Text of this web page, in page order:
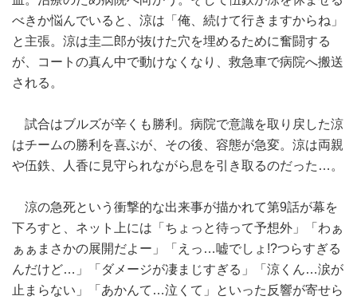
べきか悩んでいると、涼は「俺、続けて行きますからね」
と主張。涼は圭二郎が抜けた穴を埋めるために奮闘する
が、コートの真ん中で動けなくなり、救急車で病院へ搬送
される。
試合はブルズが辛くも勝利。病院で意識を取り戻した涼
はチームの勝利を喜ぶが、その後、容態が急変。涼は両親
や伍鉄、人香に見守られながら息を引き取るのだった…。
涼の急死という衝撃的な出来事が描かれて第9話が幕を
下ろすと、ネット上には「ちょっと待って予想外」「わぁ
ぁぁまさかの展開だよー」「えっ…嘘でしょ!?つらすぎる
んだけど…」「ダメージが凄まじすぎる」「涼くん…涙が
止まらない」「あかんて…泣くて」といった反響が寄せら